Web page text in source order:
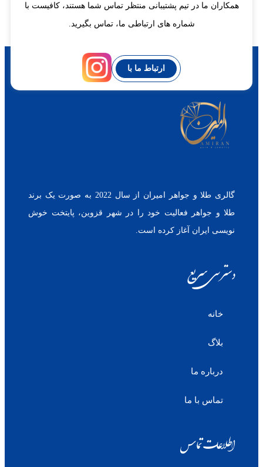
همکاران ما در تیم پشتیبانی منتظر تماس شما هستند، کافیست با
شماره های ارتباطی ما، تماس بگیرید.
ارتباط ما با
گالری طلا و جواهر امیران از سال 2022 به صورت یک برند
طلا و جواهر فعالیت خود را در شهر قزوین، پایتخت خوش
نویسی ایران آغاز کرده است.
دسترسی سریع
خانه
بلاگ
درباره ما
تماس با ما
اطلاعات تماس